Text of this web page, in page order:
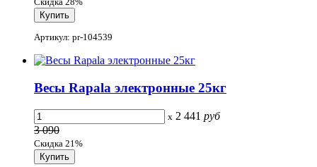
Артикул: pr-104539
Весы Rapala электронные 25кг
x 2 441 руб
3 090
Скидка 21%